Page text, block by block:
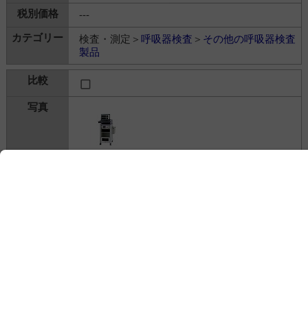
---
検査・測定＞ 呼吸器検査 ＞ その他の呼吸器検査
製品